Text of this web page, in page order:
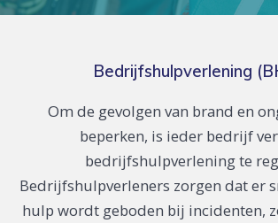
Bedrijfshulpverlening
Om de gevolgen van brand en
beperken, is ieder bedrijf
bedrijfshulpverlening te
Bedrijfshulpverleners zorgen dat er
hulp wordt geboden bij incidenten,